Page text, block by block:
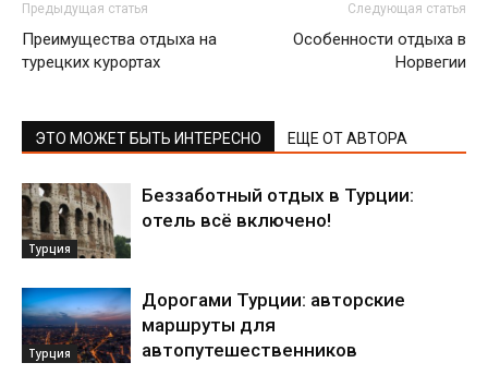
Предыдущая статья
Преимущества отдыха на
турецких курортах
Следующая статья
Особенности отдыха в
Норвегии
ЭТО МОЖЕТ БЫТЬ ИНТЕРЕСНО ЕЩЕ ОТ АВТОРА
Турция
Беззаботный отдых в Турции:
отель всё включено!
Турция
Дорогами Турции: авторские
маршруты для
автопутешественников